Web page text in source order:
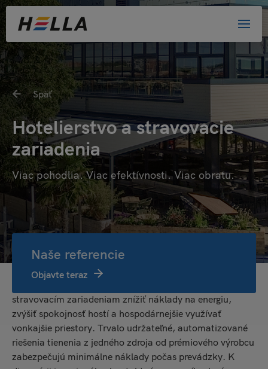
Späť
Hotelierstvo a stravovacie
zariadenia
Viac pohodlia. Viac efektívnosti. Viac obratu.
Naše referencie
Objavte teraz
Riešenia na ochranu pred slnkom a poveternostnými
stravovacím zariadeniam znížiť náklady na energiu,
zvýšiť spokojnosť hostí a hospodárnejšie využívať
vonkajšie priestory. Trvalo udržateľné, automatizované
riešenia tienenia z jedného zdroja od prémiového výrobcu
zabezpečujú minimálne náklady počas prevádzky. K